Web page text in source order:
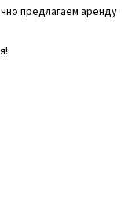
предлагаем аренду